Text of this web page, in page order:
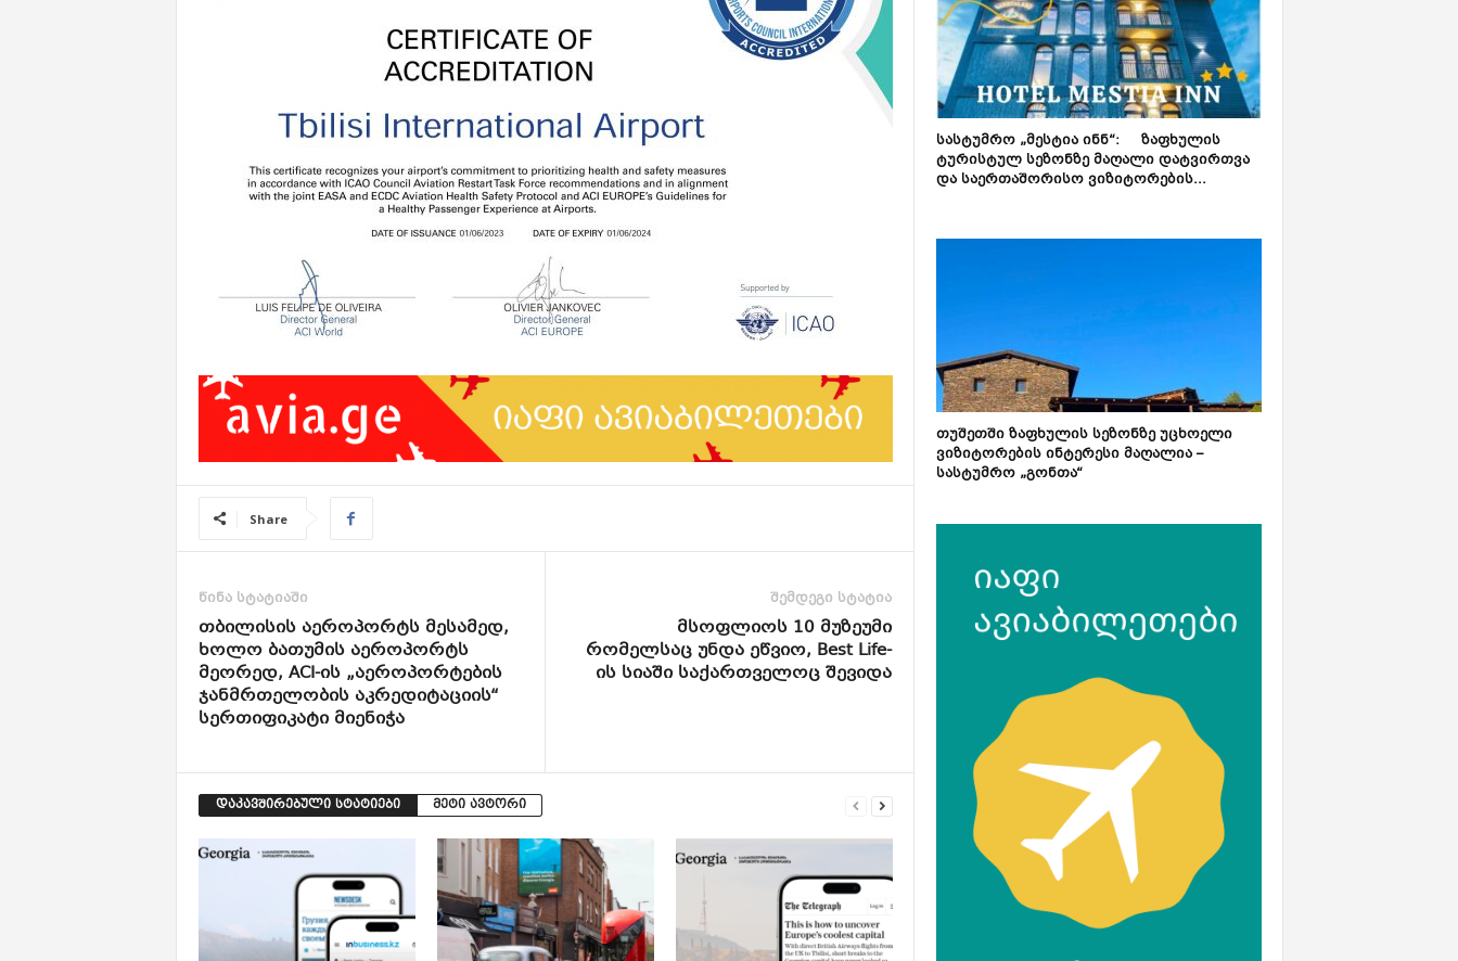
Share
წინა სტატიაში
თბილისის აეროპორტს მესამედ,
ხოლო ბათუმის აეროპორტს
მეორედ, ACI-ის „აეროპორტების
ჯანმრთელობის აკრედიტაციის“
სერთიფიკატი მიენიჭა
შემდეგი სტატია
მსოფლიოს 10 მუზეუმი
რომელსაც უნდა ეწვიო, Best Life-
ის სიაში საქართველოც შევიდა
დაკავშირებული სტატიები მეტი ავტორი
სასტუმრო „მესტია ინნ“: ზაფხულის
ტურისტულ სეზონზე მაღალი დატვირთვა
და საერთაშორისო ვიზიტორების...
თუშეთში ზაფხულის სეზონზე უცხოელი
ვიზიტორების ინტერესი მაღალია –
სასტუმრო „გონთა“